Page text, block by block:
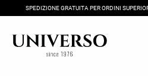
SPEDIZIONE GRATUITA PER ORDINI